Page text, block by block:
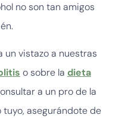
no son tan amigos
un vistazo a nuestras
o sobre la dieta
a un pro de la
tuyo, asegurándote de